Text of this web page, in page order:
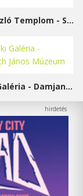
Szent László Templom - Sárvár
Szolnoki Galéria - Damjanich János Múzeum